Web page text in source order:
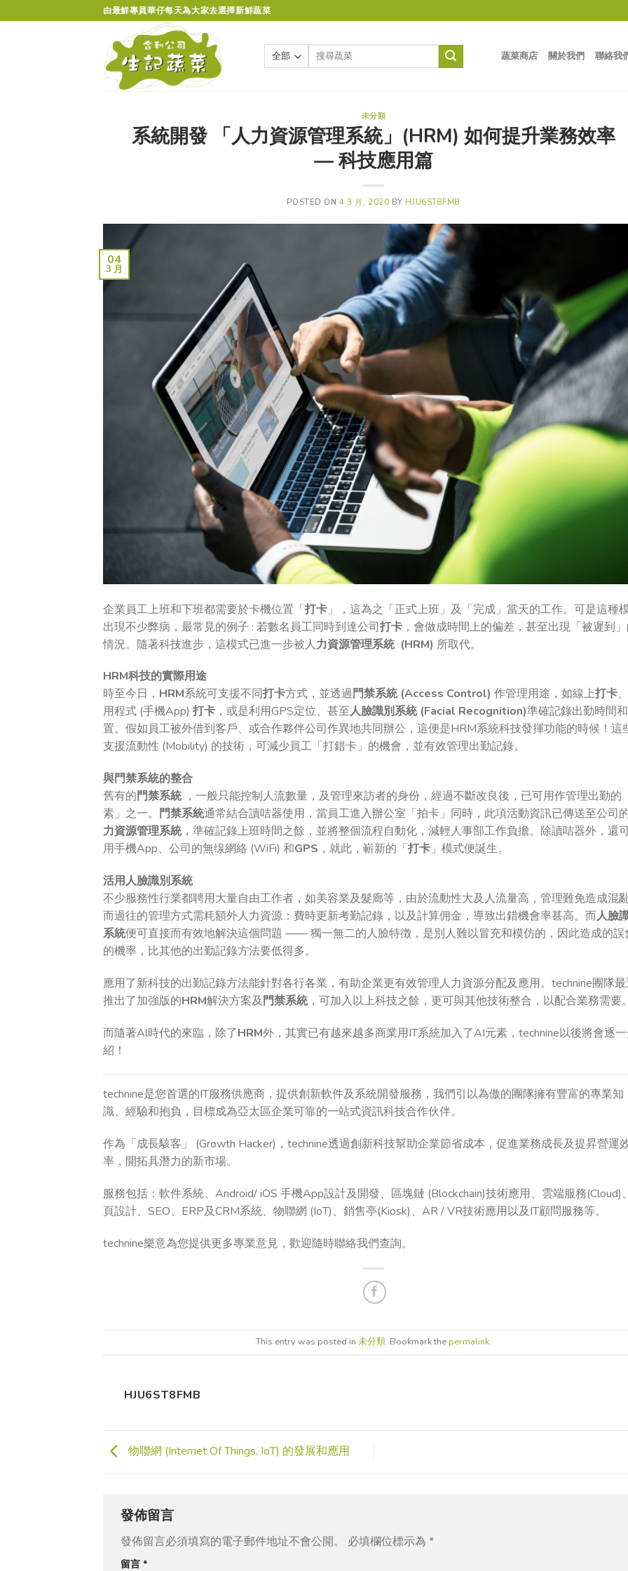
to
由最鮮專員華仔每天為大家去選擇新鮮蔬菜
蔬菜商店 關於我們 聯絡我
未分類
系統開發 「人力資源管理系統」(HRM) 如何提升業務效率
— 科技應用篇
POSTED ON4 3 月, 2020 BY HJU6ST8FMB
04
3 月
企業員工上班和下班都需要於卡機位置「打卡 」，這為之「正式上班」及「完成」當天的工作。可是這種
出現不少弊病，最常見的例子 : 若數名員工同時到達公司打卡 ，會做成時間上的偏差，甚至出現「被遲到
情況。隨著科技進步，這模式已進一步被人力資源管理系統 (HRM) 所取代。
HRM科技的實際用途
時至今日， HRM系統可支援不同打卡方式，並透過門禁系統 (Access Control) 作管理用途，如線上打卡
用程式 (手機App) 打卡 ，或是利用GPS定位、甚至人臉識別系統 (Facial Recognition)準確記錄出勤時間
置。假如員工被外借到客戶、或合作夥伴公司作異地共同辦公，這便是HRM系統科技發揮功能的時候！這
支援流動性 (Mobility) 的技術，可減少員工「打錯卡」的機會，並有效管理出勤記錄。
與門禁系統的整合
舊有的門禁系統，一般只能控制人流數量，及管理來訪者的身份，經過不斷改良後，已可用作管理出勤的
素」之一。
門禁系統通常結合讀咭器使用，當員工進入辦公室「拍卡」同時，此項活動資訊已傳送至公司
力資源管理系統，準確記錄上班時間之餘，並將整個流程自動化，減輕人事部工作負擔。除讀咭器外，還
用手機App、公司的無缐網絡 (WiFi) 和GPS ，就此，嶄新的「打卡 」模式便誕生。
活用人臉識別系統
不少服務性行業都聘用大量自由工作者，如美容業及髮廊等，由於流動性大及人流量高，管理難免造成混亂
而過往的管理方式需粍額外人力資源：費時更新考勤記錄，以及計算佣金，導致出錯機會率甚高。而人臉
系統便可直接而有效地解決這個問題 —— 獨一無二的人臉特徴，是別人難以冒充和模仿的，因此造成的誤
的機率，比其他的出勤記錄方法要低得多。
應用了新科技的出勤記錄方法能針對各行各業，有助企業更有效管理人力資源分配及應用。technine團隊最
推出了加強版的HRM解決方案及門禁系統，可加入以上科技之餘，更可與其他技術整合，以配合業務需要。
而隨著Al時代的來臨，除了HRM外，其實已有越來越多商業用IT系統加入了AI元素，technine以後將會逐
紹！
technine是您首選的IT服務供應商，提供創新軟件及系統開發服務，我們引以為傲的團隊擁有豐富的專業知
識、經驗和抱負，目標成為亞太區企業可靠的一站式資訊科技合作伙伴。
作為「成長駭客」 (Growth Hacker)，technine透過創新科技幫助企業節省成本，促進業務成長及提昇營運
率，開拓具潛力的新市場。
服務包括：軟件系統、Android/ iOS 手機App設計及開發、區塊鏈 (Blockchain)技術應用、雲端服務(Cloud)
頁設計、SEO、ERP及CRM系統、物聯網 (IoT)、銷售亭(Kiosk)、AR / VR技術應用以及IT顧問服務等。
technine樂意為您提供更多專業意見，歡迎隨時聯絡我們查詢。
This entry was posted in未分類. Bookmark thepermalink.
HJU6ST8FMB
物聯網 (Internet Of Things, IoT) 的發展和應用
發佈留言
發佈留言必須填寫的電子郵件地址不會公開。 必填欄位標示為 *
留言 *